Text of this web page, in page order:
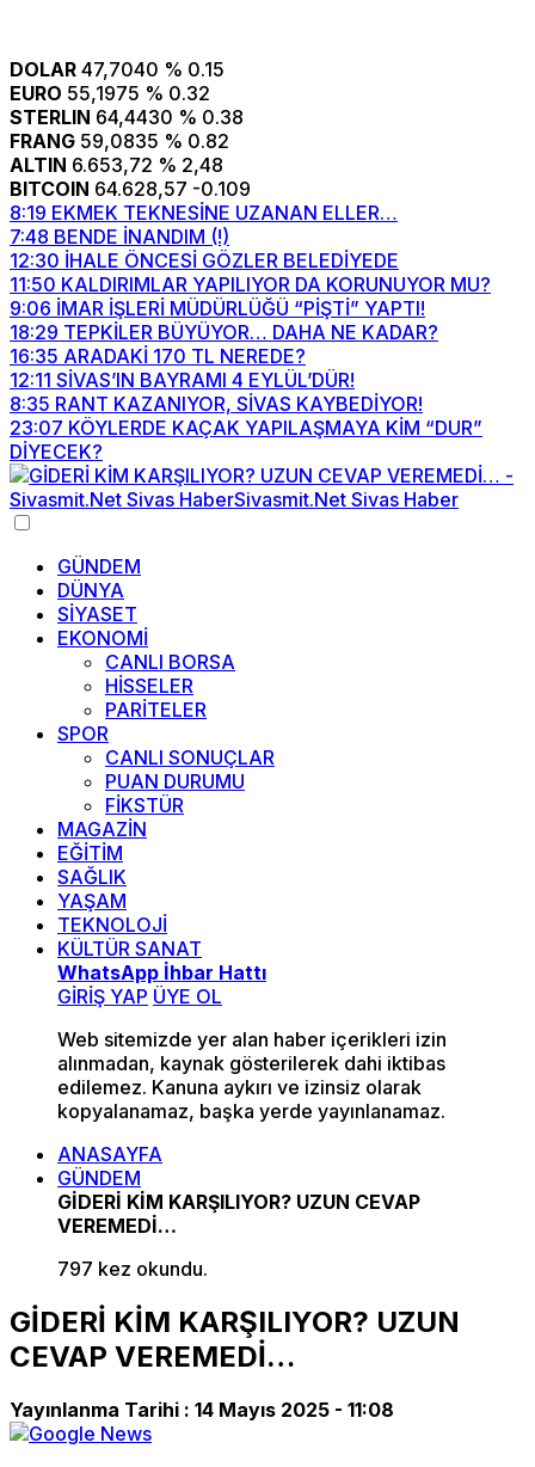
DOLAR 47,7040 % 0.15
EURO 55,1975 % 0.32
STERLIN 64,4430 % 0.38
FRANG 59,0835 % 0.82
ALTIN 6.653,72 % 2,48
BITCOIN 64.628,57 -0.109
8:19 EKMEK TEKNESİNE UZANAN ELLER…
7:48 BENDE İNANDIM (!)
12:30 İHALE ÖNCESİ GÖZLER BELEDİYEDE
11:50 KALDIRIMLAR YAPILIYOR DA KORUNUYOR MU?
9:06 İMAR İŞLERİ MÜDÜRLÜĞÜ “PİŞTİ” YAPTI!
18:29 TEPKİLER BÜYÜYOR… DAHA NE KADAR?
16:35 ARADAKİ 170 TL NEREDE?
12:11 SİVAS’IN BAYRAMI 4 EYLÜL’DÜR!
8:35 RANT KAZANIYOR, SİVAS KAYBEDİYOR!
23:07 KÖYLERDE KAÇAK YAPILAŞMAYA KİM “DUR”
DİYECEK?
GÜNDEM
DÜNYA
SİYASET
EKONOMİ
CANLI BORSA
HİSSELER
PARİTELER
SPOR
CANLI SONUÇLAR
PUAN DURUMU
FİKSTÜR
MAGAZİN
EĞİTİM
SAĞLIK
YAŞAM
TEKNOLOJİ
KÜLTÜR SANAT
WhatsApp İhbar Hattı
GİRİŞ YAP ÜYE OL
Web sitemizde yer alan haber içerikleri izin
alınmadan, kaynak gösterilerek dahi iktibas
edilemez. Kanuna aykırı ve izinsiz olarak
kopyalanamaz, başka yerde yayınlanamaz.
ANASAYFA
GÜNDEM
GİDERİ KİM KARŞILIYOR? UZUN CEVAP
VEREMEDİ…
797 kez okundu.
GİDERİ KİM KARŞILIYOR? UZUN
CEVAP VEREMEDİ…
Yayınlanma Tarihi : 14 Mayıs 2025 - 11:08